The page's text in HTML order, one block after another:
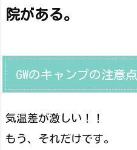
院がある。
GWのキャンプの注意点
気温差が激しい！！
もう、それだけです。